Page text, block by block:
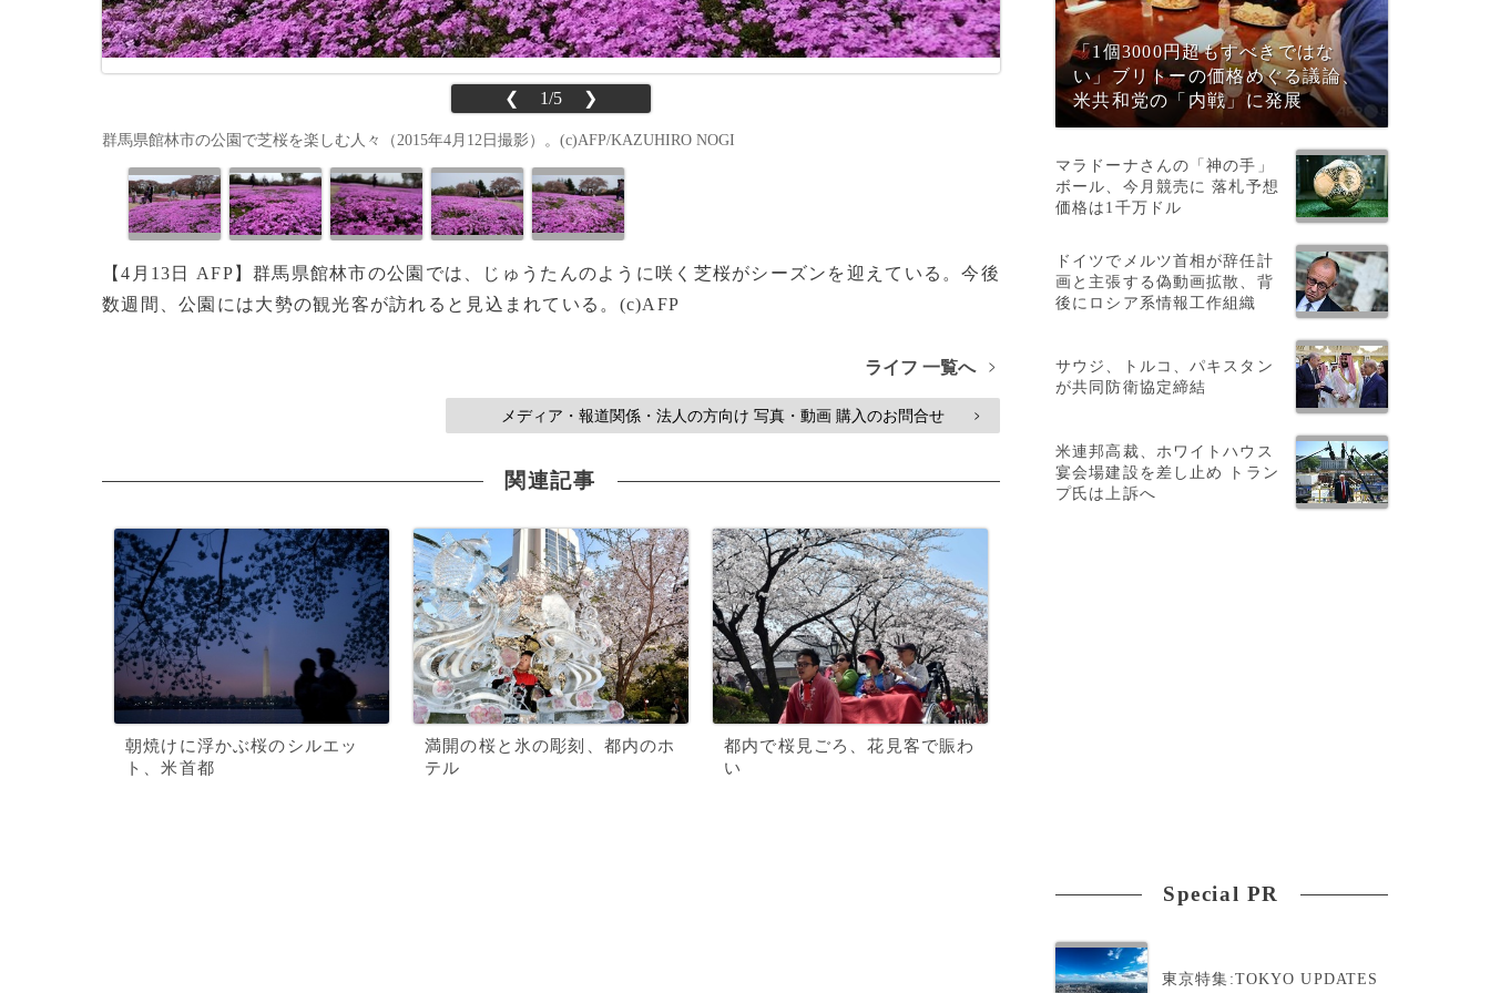
❮ 1/5 ❯
群馬県館林市の公園で芝桜を楽しむ人々（2015年4月12日撮影）。(c)AFP/KAZUHIRO NOGI
【4月13日 AFP】群馬県館林市の公園では、じゅうたんのように咲く芝桜がシーズンを迎えている。今後
数週間、公園には大勢の観光客が訪れると見込まれている。(c)AFP
ライフ 一覧へ >
メディア・報道関係・法人の方向け 写真・動画 購入のお問合せ >
関連記事
朝焼けに浮かぶ桜のシルエッ
ト、米首都
満開の桜と氷の彫刻、都内のホ
テル
都内で桜見ごろ、花見客で賑わ
い
「1個3000円超もすべきではな
い」ブリトーの価格めぐる議論、
米共和党の「内戦」に発展
マラドーナさんの「神の手」
ボール、今月競売に 落札予想
価格は1千万ドル
ドイツでメルツ首相が辞任計
画と主張する偽動画拡散、背
後にロシア系情報工作組織
サウジ、トルコ、パキスタン
が共同防衛協定締結
米連邦高裁、ホワイトハウス
宴会場建設を差し止め トラン
プ氏は上訴へ
Special PR
東京特集:TOKYO UPDATES